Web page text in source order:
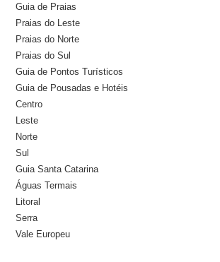
Guia de Praias
Praias do Leste
Praias do Norte
Praias do Sul
Guia de Pontos Turísticos
Guia de Pousadas e Hotéis
Centro
Leste
Norte
Sul
Guia Santa Catarina
Águas Termais
Litoral
Serra
Vale Europeu